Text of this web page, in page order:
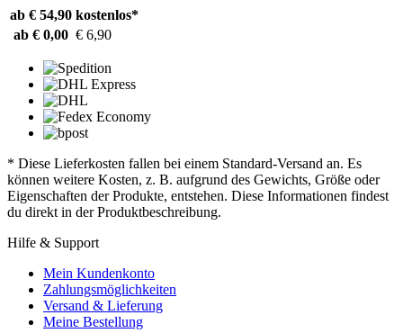
ab € 54,90 kostenlos*
ab € 0,00 € 6,90
* Diese Lieferkosten fallen bei einem Standard-Versand an. Es
können weitere Kosten, z. B. aufgrund des Gewichts, Größe oder
Eigenschaften der Produkte, entstehen. Diese Informationen findest
du direkt in der Produktbeschreibung.
Hilfe & Support
Mein Kundenkonto
Zahlungsmöglichkeiten
Versand & Lieferung
Meine Bestellung